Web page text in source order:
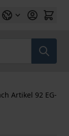
Artikel 92 EG-